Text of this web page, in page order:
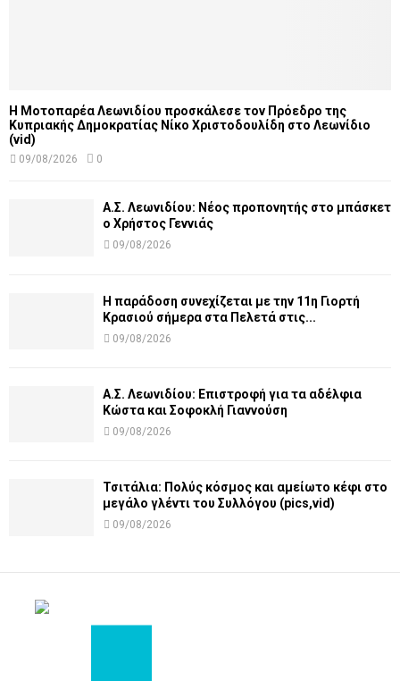
Η Μοτοπαρέα Λεωνιδίου προσκάλεσε τον Πρόεδρο της
Κυπριακής Δημοκρατίας Νίκο Χριστοδουλίδη στο Λεωνίδιο
(vid)
09/08/2026 0
Α.Σ. Λεωνιδίου: Νέος προπονητής στο μπάσκετ
ο Χρήστος Γεννιάς
09/08/2026
Η παράδοση συνεχίζεται με την 11η Γιορτή
Κρασιού σήμερα στα Πελετά στις...
09/08/2026
Α.Σ. Λεωνιδίου: Επιστροφή για τα αδέλφια
Κώστα και Σοφοκλή Γιαννούση
09/08/2026
Τσιτάλια: Πολύς κόσμος και αμείωτο κέφι στο
μεγάλο γλέντι του Συλλόγου (pics,vid)
09/08/2026